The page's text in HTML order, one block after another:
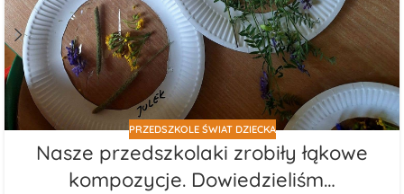
PRZEDSZKOLE ŚWIAT DZIECKA
Nasze przedszkolaki zrobiły łąkowe
kompozycje. Dowiedzieliśm…